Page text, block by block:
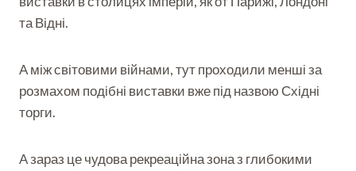
та Відні.
А між світовими війнами, тут проходили менші за
розмахом подібні виставки вже під назвою Східні
торги.
А зараз це чудова рекреаційна зона з глибокими